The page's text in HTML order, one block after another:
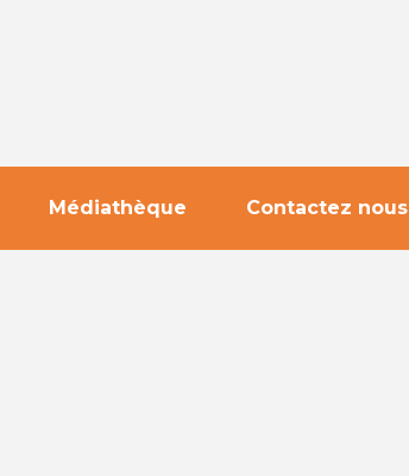
Médiathèque Contactez nous